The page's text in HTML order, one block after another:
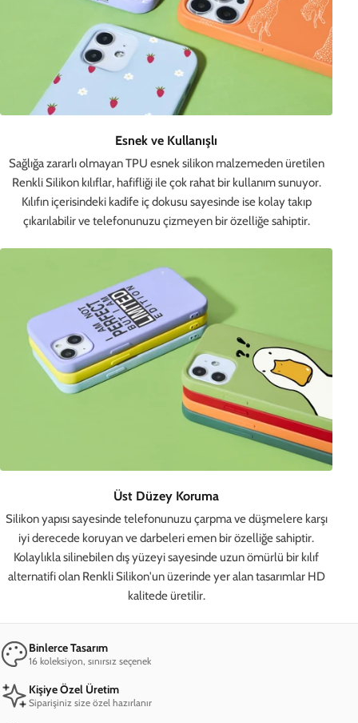
Esnek ve Kullanışlı
Sağlığa zararlı olmayan TPU esnek silikon malzemeden üretilen
Renkli Silikon kılıflar, hafifliği ile çok rahat bir kullanım sunuyor.
Kılıfın içerisindeki kadife iç dokusu sayesinde ise kolay takıp
çıkarılabilir ve telefonunuzu çizmeyen bir özelliğe sahiptir.
Üst Düzey Koruma
Silikon yapısı sayesinde telefonunuzu çarpma ve düşmelere karşı
iyi derecede koruyan ve darbeleri emen bir özelliğe sahiptir.
Kolaylıkla silinebilen dış yüzeyi sayesinde uzun ömürlü bir kılıf
alternatifi olan Renkli Silikon'un üzerinde yer alan tasarımlar HD
kalitede üretilir.
Binlerce Tasarım
16 koleksiyon, sınırsız seçenek
Kişiye Özel Üretim
Siparişiniz size özel hazırlanır